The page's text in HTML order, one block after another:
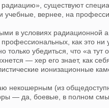
радиацию», существуют
учебные, вернее, на
в условиях радиационной
как это ни
убедиться, что «а тут
— хер его знает, как
ионизационные
некошерным (из
— да, боевые, в полном